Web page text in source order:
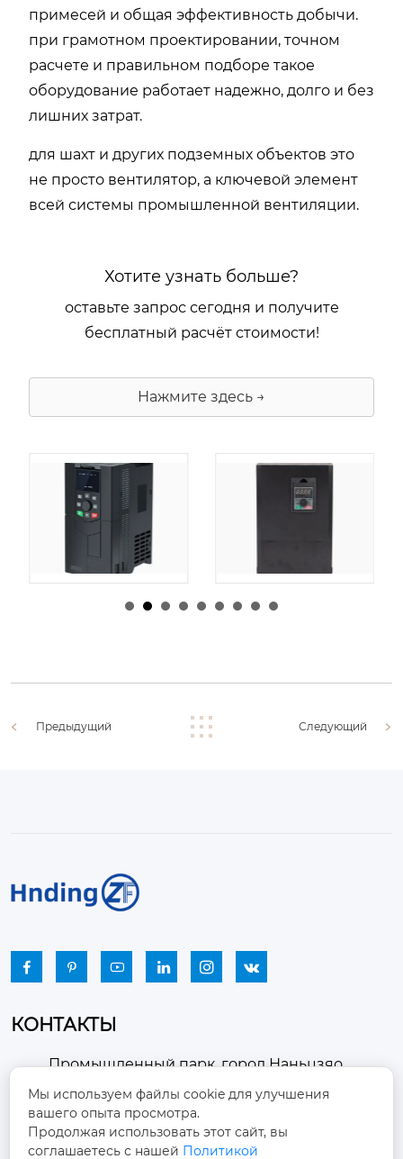
примесей и общая эффективность добычи.
при грамотном проектировании, точном
расчете и правильном подборе такое
оборудование работает надежно, долго и без
лишних затрат.
для шахт и других подземных объектов это
не просто вентилятор, а ключевой элемент
всей системы промышленной вентиляции.
Хотите узнать больше?
оставьте запрос сегодня и получите
бесплатный расчёт стоимости!
Нажмите здесь →
由admin |30 1 月,
由admin |29 1 月,
Предыдущий Следующий
     
КОНТАКТЫ

Промышленный парк, город Наньцзяо,
район Чжоуцунь, город Цзыбо, провинция
Шаньдун
 winston-xu@hengdingfan.com
Мы используем файлы cookie для улучшения
вашего опыта просмотра.
Продолжая использовать этот сайт, вы
соглашаетесь с нашей Политикой